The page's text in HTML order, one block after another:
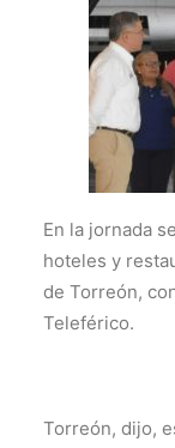
En la jornada
hoteles y
de Torreón,
Teleférico.
Torreón, dijo,